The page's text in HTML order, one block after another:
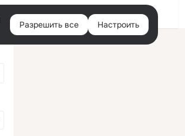
Войти
Разрешить все Настроить